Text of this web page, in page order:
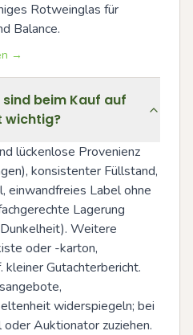
Rotweinglas für
Balance.
→
beim Kauf auf
wichtig?
lückenlose Provenienz
konsistenter Füllstand,
einwandfreies Label ohne
Lagerung
Weitere
oder -karton,
Gutachterbericht.
widerspiegeln; bei
oder Auktionator zuziehen.